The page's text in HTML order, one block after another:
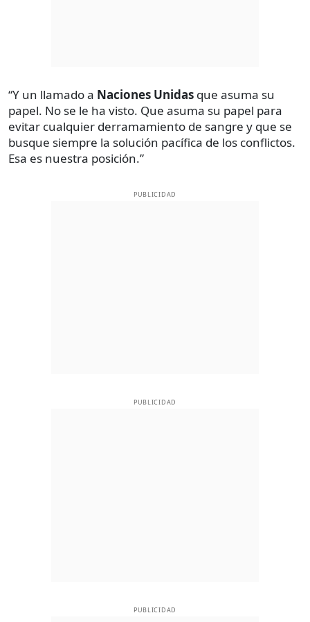
“Y un llamado a Naciones Unidas que asuma su
papel. No se le ha visto. Que asuma su papel para
evitar cualquier derramamiento de sangre y que se
busque siempre la solución pacífica de los conflictos.
Esa es nuestra posición.”
PUBLICIDAD
PUBLICIDAD
PUBLICIDAD